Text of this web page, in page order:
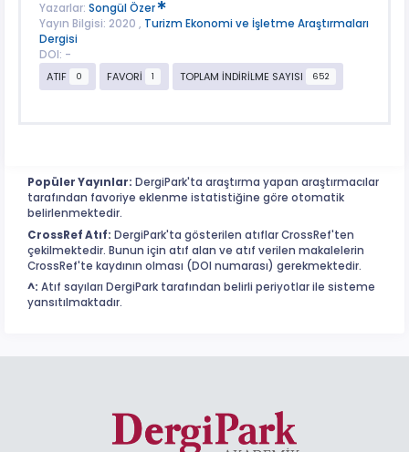
Yazarlar: Songül Özer
Yayın Bilgisi: 2020 , Turizm Ekonomi ve İşletme Araştırmaları
Dergisi
DOI: -
ATIF
0 FAVORİ 1 TOPLAM İNDİRİLME SAYISI 652
Popüler Yayınlar: DergiPark'ta araştırma yapan araştırmacılar
tarafından favoriye eklenme istatistiğine göre otomatik
belirlenmektedir.
CrossRef Atıf: DergiPark'ta gösterilen atıflar CrossRef'ten
çekilmektedir. Bunun için atıf alan ve atıf verilen makalelerin
CrossRef'te kaydının olması (DOI numarası) gerekmektedir.
^: Atıf sayıları DergiPark tarafından belirli periyotlar ile sisteme
yansıtılmaktadır.